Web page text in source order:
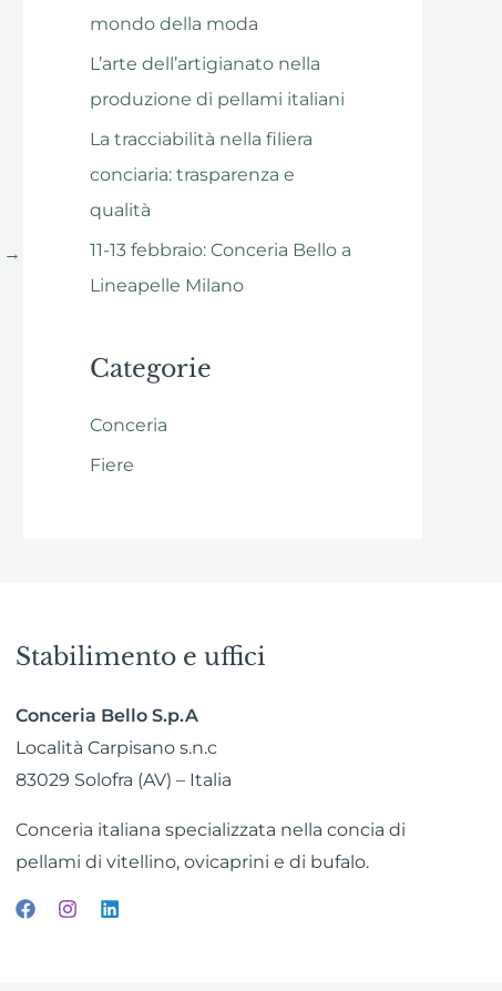
→
mondo della moda
L’arte dell’artigianato nella
produzione di pellami italiani
La tracciabilità nella filiera
conciaria: trasparenza e
qualità
11-13 febbraio: Conceria Bello a
Lineapelle Milano
Categorie
Conceria
Fiere
Stabilimento e uffici
Conceria Bello S.p.A
Località Carpisano s.n.c
83029 Solofra (AV) – Italia
Conceria italiana specializzata nella concia di
pellami di vitellino, ovicaprini e di bufalo.